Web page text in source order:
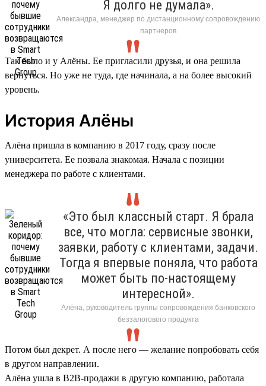
Я долго не думала».
Александра, менеджер по дистанционному сопровождению
партнеров
Так было и у Алёны. Ее пригласили друзья, и она решила
вернуться. Но уже не туда, где начинала, а на более высокий
уровень.
История Алёны
Алёна пришла в компанию в 2017 году, сразу после
университета. Ее позвала знакомая. Начала с позиции
менеджера по работе с клиентами.
«Это был классный старт. Я брала
все, что могла: сервисные звонки,
заявки, работу с клиентами, задачи.
Тогда я впервые поняла, что работа
может быть по-настоящему
интересной».
Алёна, руководитель группы сопровождения банковского
беззалогового продукта
Потом был декрет. А после него — желание попробовать себя
в другом направлении.
Алёна ушла в B2B-продажи в другую компанию, работала